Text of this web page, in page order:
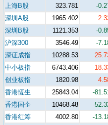
上海B股
323.781 -
深圳A股
1965.402
深圳B股
1121.353 -
沪深300
3546.49 -
深证成指
10288.53
中小板指
6743.406
创业板指
1820.98
香港恆生
25843.04 -
香港国企
10468.48 -
香港红筹
4002.80 -